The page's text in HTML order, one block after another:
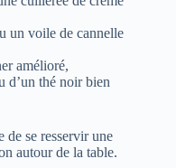
équilibre
Pourtant,
si l’on reste
maison très
pâtisserie très